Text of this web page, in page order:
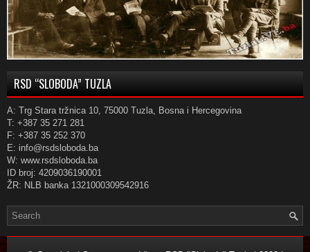
RSD “SLOBODA” TUZLA
A: Trg Stara tržnica 10, 75000 Tuzla, Bosna i Hercegovina
T: +387 35 271 281
F: +387 35 252 370
E: info@rsdsloboda.ba
W: www.rsdsloboda.ba
ID broj: 4209036190001
ŽR: NLB banka 1321000309542916